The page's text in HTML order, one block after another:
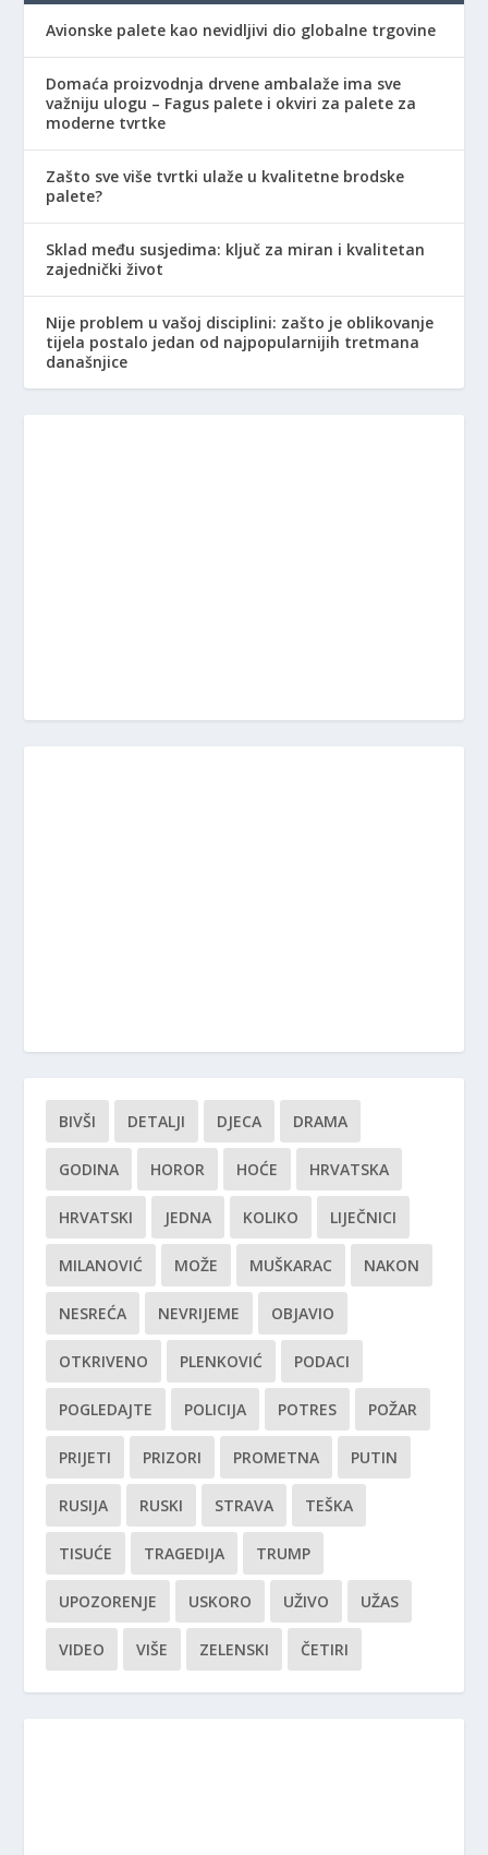
Avionske palete kao nevidljivi dio globalne trgovine
Domaća proizvodnja drvene ambalaže ima sve
važniju ulogu – Fagus palete i okviri za palete za
moderne tvrtke
Zašto sve više tvrtki ulaže u kvalitetne brodske
palete?
Sklad među susjedima: ključ za miran i kvalitetan
zajednički život
Nije problem u vašoj disciplini: zašto je oblikovanje
tijela postalo jedan od najpopularnijih tretmana
današnjice
BIVŠI DETALJI DJECA DRAMA
GODINA HOROR HOĆE HRVATSKA
HRVATSKI JEDNA KOLIKO LIJEČNICI
MILANOVIĆ MOŽE MUŠKARAC NAKON
NESREĆA NEVRIJEME OBJAVIO
OTKRIVENO PLENKOVIĆ PODACI
POGLEDAJTE POLICIJA POTRES POŽAR
PRIJETI PRIZORI PROMETNA PUTIN
RUSIJA RUSKI STRAVA TEŠKA
TISUĆE TRAGEDIJA TRUMP
UPOZORENJE USKORO UŽIVO UŽAS
VIDEO VIŠE ZELENSKI ČETIRI